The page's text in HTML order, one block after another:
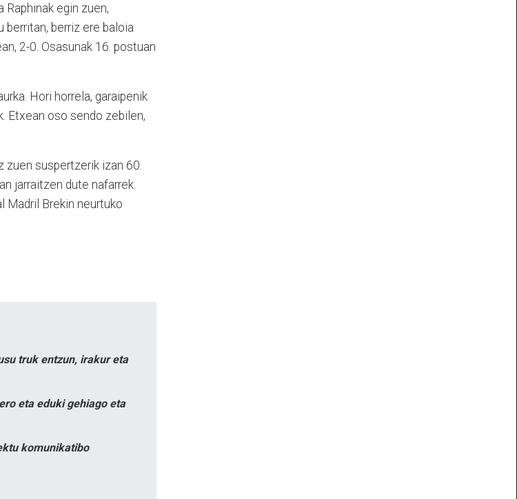
egin zuen,
berriz ere baloia
2-0. Osasunak 16. postuan
Hori horrela, garaipenik
Etxean oso sendo zebilen,
zuen suspertzerik izan 60.
jarraitzen dute nafarrek.
Madril Brekin neurtuko
truk entzun, irakur eta
eta eduki gehiago eta
komunikatibo